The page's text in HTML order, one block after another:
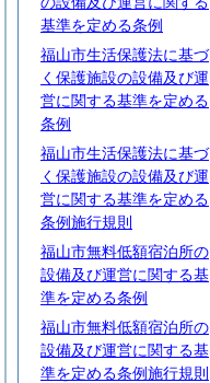
基準を定める条例
福山市生活保護法に基づ
く保護施設の設備及び運
営に関する基準を定める
条例
福山市生活保護法に基づ
く保護施設の設備及び運
営に関する基準を定める
条例施行規則
福山市無料低額宿泊所の
設備及び運営に関する基
準を定める条例
福山市無料低額宿泊所の
設備及び運営に関する基
準を定める条例施行規則